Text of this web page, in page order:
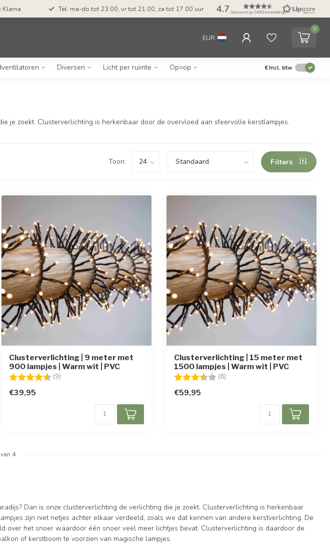
Klarna Tel: ma-do tot 23.00, vr tot 21.00, za tot 17.00 uur 4.7 Gebaseerd op 24393 beoordelingen
EUR
0
Diversen Licht per ruimte Op=op €Incl. btw
je zoekt. Clusterverlichting is herkenbaar door de overvloed aan sfeervolle kerstlampjes.
Toon: Filters
Clusterverlichting | 9 meter met
900 lampjes | Warm wit | PVC
Beoordeling: (9)
€39,95
Clusterverlichting | 15 meter met
1500 lampjes | Warm wit | PVC
Beoordeling: (8)
€59,95
4
Dan is onze clusterverlichting de verlichting die je zoekt. Clusterverlichting is herkenbaar
zijn niet netjes achter elkaar verdeeld, zoals we dat kennen van andere kerstverlichting. De
over het snoer waardoor één snoer veel meer lichtjes bevat. Clusterverlichting is daardoor de
of kerstboom te voorzien van magische lampjes.